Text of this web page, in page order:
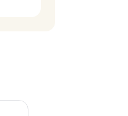
fine settimana, ago 14